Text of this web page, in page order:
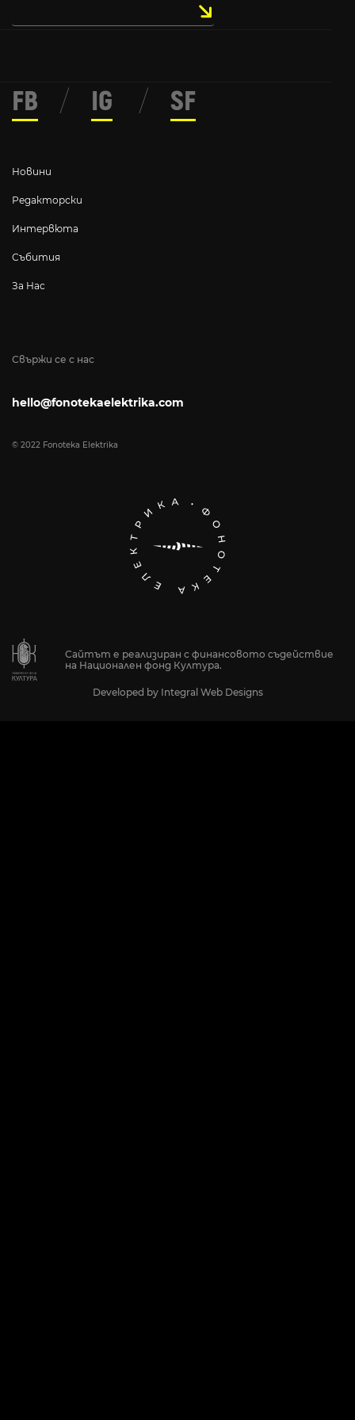
Свържи се с нас
hello@fonotekaelektrika.com
© 2022 Fonoteka Elektrika
Новини
Редакторски
Интервюта
Събития
За Нас
FB / IG / SF
Сайтът е реализиран с финансовото съдействие
на Национален фонд Култура.
Developed by Integral Web Designs